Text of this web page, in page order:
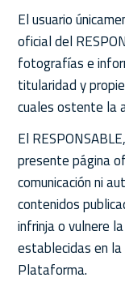
El usuario
oficial del
fotografías e
titularidad y
cuales ostente la
El
presente página
comunicación ni
contenidos
infrinja o vulnere
establecidas en
Plataforma.